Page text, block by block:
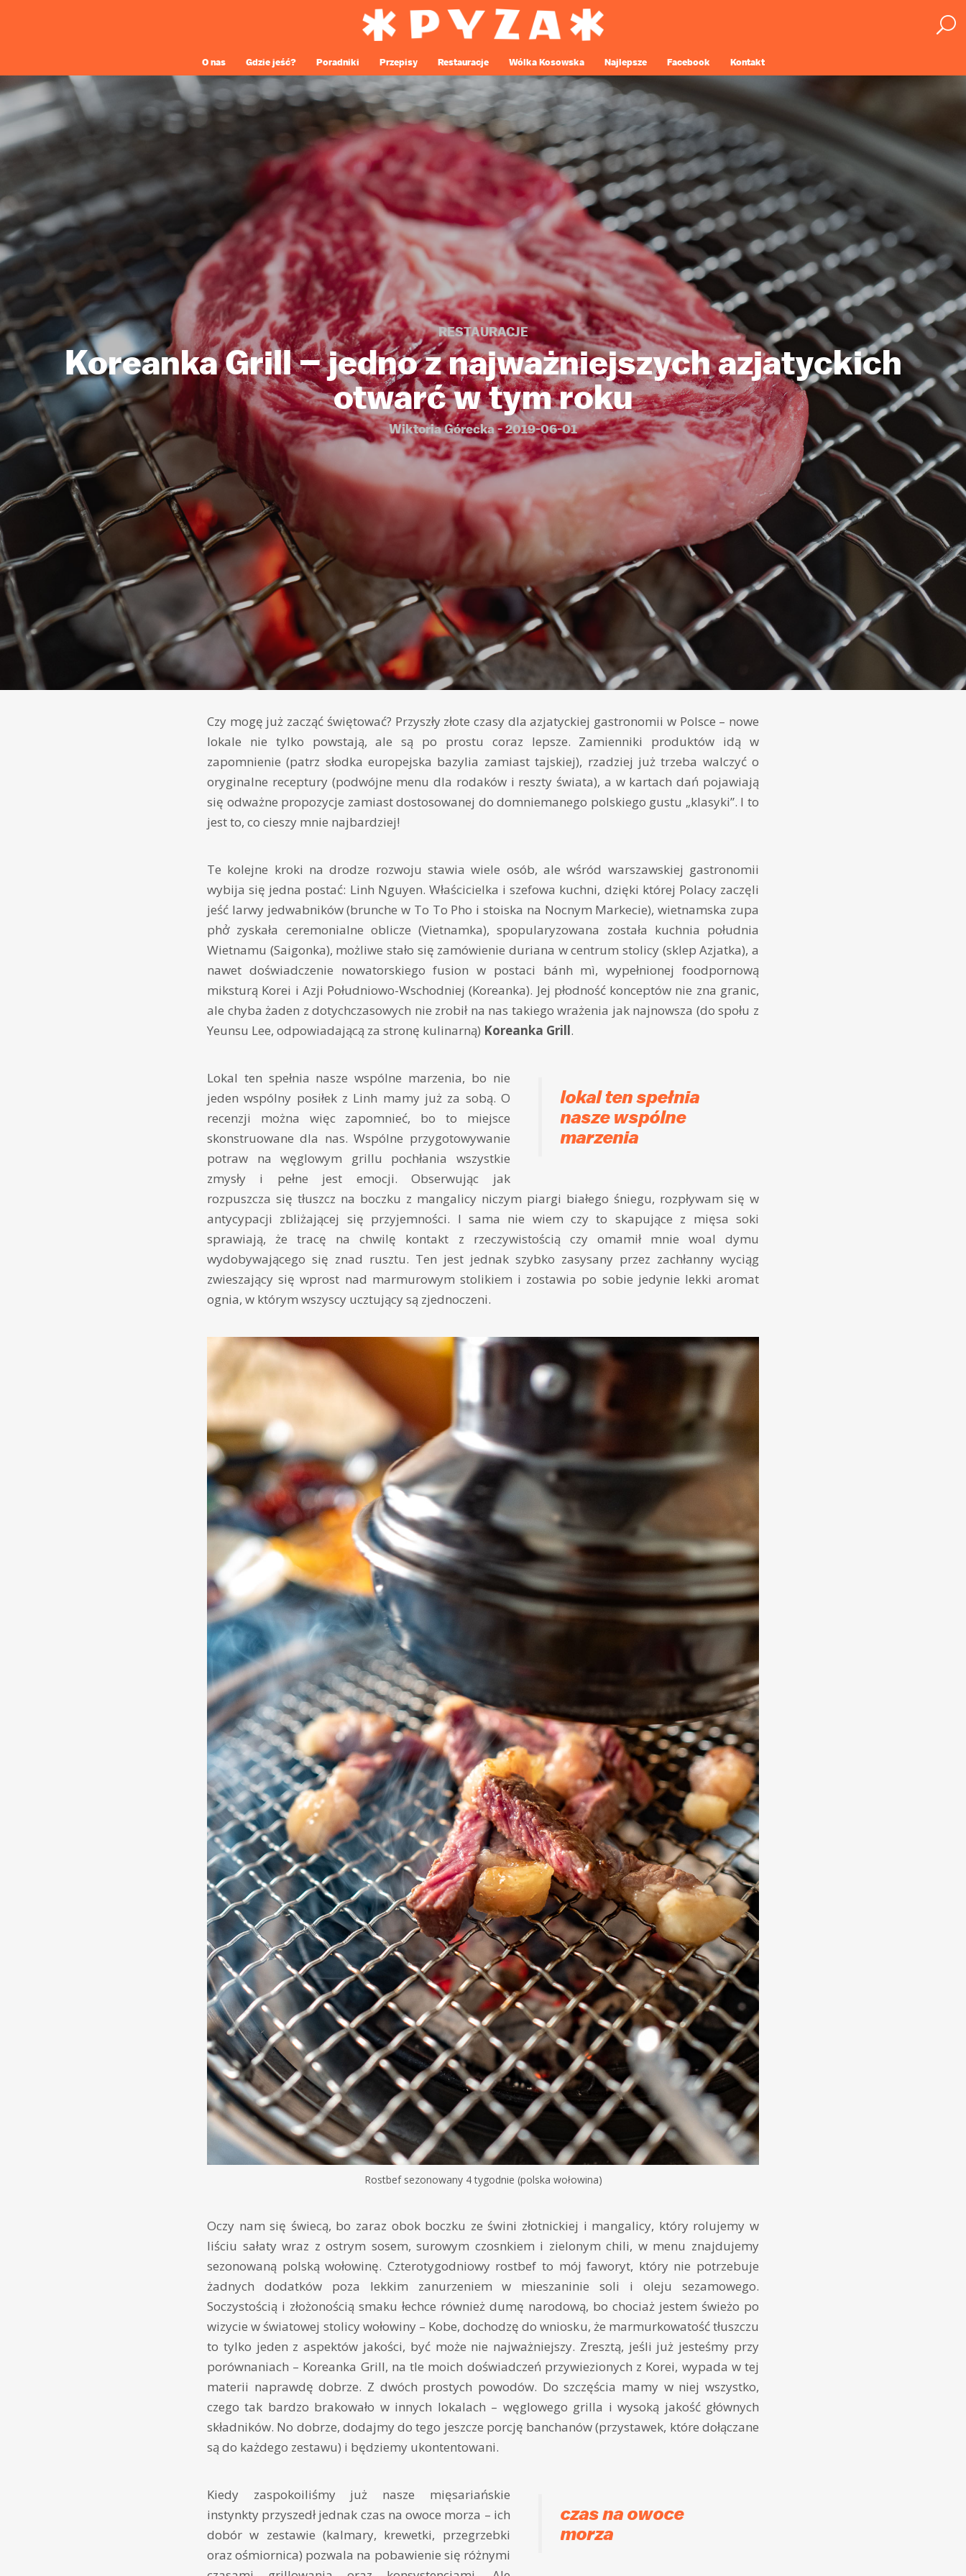
O nas Gdzie jeść? Poradniki Przepisy Restauracje Wólka Kosowska Najlepsze Facebook Kontakt
RESTAURACJE
Koreanka Grill – jedno z najważniejszych azjatyckich
otwarć w tym roku
Wiktoria Górecka - 2019-06-01
Czy mogę już zacząć świętować? Przyszły złote czasy dla azjatyckiej gastronomii w Polsce – nowe
lokale nie tylko powstają, ale są po prostu coraz lepsze. Zamienniki produktów idą w
zapomnienie (patrz słodka europejska bazylia zamiast tajskiej), rzadziej już trzeba walczyć o
oryginalne receptury (podwójne menu dla rodaków i reszty świata), a w kartach dań pojawiają
się odważne propozycje zamiast dostosowanej do domniemanego polskiego gustu „klasyki”. I to
jest to, co cieszy mnie najbardziej!
Te kolejne kroki na drodze rozwoju stawia wiele osób, ale wśród warszawskiej gastronomii
wybija się jedna postać: Linh Nguyen. Właścicielka i szefowa kuchni, dzięki której Polacy zaczęli
jeść larwy jedwabników (brunche w To To Pho i stoiska na Nocnym Markecie), wietnamska zupa
phở zyskała ceremonialne oblicze (Vietnamka), spopularyzowana została kuchnia południa
Wietnamu (Saigonka), możliwe stało się zamówienie duriana w centrum stolicy (sklep Azjatka), a
nawet doświadczenie nowatorskiego fusion w postaci bánh mì, wypełnionej foodpornową
miksturą Korei i Azji Południowo-Wschodniej (Koreanka). Jej płodność konceptów nie zna granic,
ale chyba żaden z dotychczasowych nie zrobił na nas takiego wrażenia jak najnowsza (do społu z
Yeunsu Lee, odpowiadającą za stronę kulinarną) Koreanka Grill.
lokal ten spełnia
nasze wspólne
marzenia
Lokal ten spełnia nasze wspólne marzenia, bo nie
jeden wspólny posiłek z Linh mamy już za sobą. O
recenzji można więc zapomnieć, bo to miejsce
skonstruowane dla nas. Wspólne przygotowywanie
potraw na węglowym grillu pochłania wszystkie
zmysły i pełne jest emocji. Obserwując jak
rozpuszcza się tłuszcz na boczku z mangalicy niczym piargi białego śniegu, rozpływam się w
antycypacji zbliżającej się przyjemności. I sama nie wiem czy to skapujące z mięsa soki
sprawiają, że tracę na chwilę kontakt z rzeczywistością czy omamił mnie woal dymu
wydobywającego się znad rusztu. Ten jest jednak szybko zasysany przez zachłanny wyciąg
zwieszający się wprost nad marmurowym stolikiem i zostawia po sobie jedynie lekki aromat
ognia, w którym wszyscy ucztujący są zjednoczeni.
Rostbef sezonowany 4 tygodnie (polska wołowina)
Oczy nam się świecą, bo zaraz obok boczku ze świni złotnickiej i mangalicy, który rolujemy w
liściu sałaty wraz z ostrym sosem, surowym czosnkiem i zielonym chili, w menu znajdujemy
sezonowaną polską wołowinę. Czterotygodniowy rostbef to mój faworyt, który nie potrzebuje
żadnych dodatków poza lekkim zanurzeniem w mieszaninie soli i oleju sezamowego.
Soczystością i złożonością smaku łechce również dumę narodową, bo chociaż jestem świeżo po
wizycie w światowej stolicy wołowiny – Kobe, dochodzę do wniosku, że marmurkowatość tłuszczu
to tylko jeden z aspektów jakości, być może nie najważniejszy. Zresztą, jeśli już jesteśmy przy
porównaniach – Koreanka Grill, na tle moich doświadczeń przywiezionych z Korei, wypada w tej
materii naprawdę dobrze. Z dwóch prostych powodów. Do szczęścia mamy w niej wszystko,
czego tak bardzo brakowało w innych lokalach – węglowego grilla i wysoką jakość głównych
składników. No dobrze, dodajmy do tego jeszcze porcję banchanów (przystawek, które dołączane
są do każdego zestawu) i będziemy ukontentowani.
czas na owoce
morza
Kiedy zaspokoiliśmy już nasze mięsariańskie
instynkty przyszedł jednak czas na owoce morza – ich
dobór w zestawie (kalmary, krewetki, przegrzebki
oraz ośmiornica) pozwala na pobawienie się różnymi